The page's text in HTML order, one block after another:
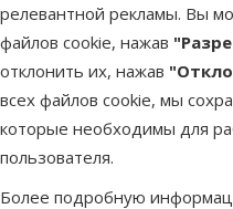
релевантной рекламы. Вы
файлов cookie, нажав
отклонить их, нажав
всех файлов cookie, мы
которые необходимы для
пользователя.
Более подробную
Latvijas Pasts